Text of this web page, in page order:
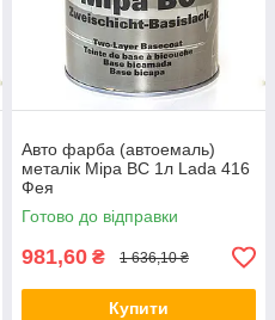
Авто фарба (автоемаль)
металік Mipa BC 1л Lada 416
Фея
Готово до відправки
981,60 ₴ 1 636,10 ₴
Купити